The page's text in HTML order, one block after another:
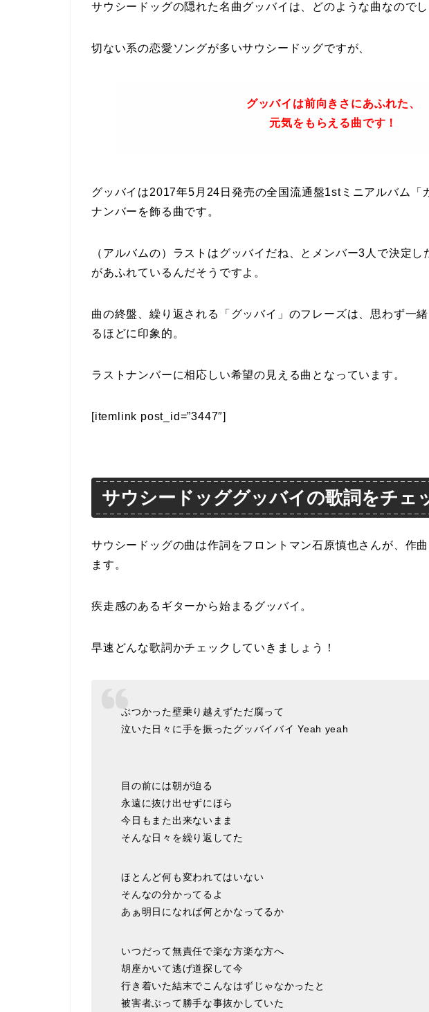
サウシードッグの隠れた名曲グッバイは、どのような曲なのでし
切ない系の恋愛ソングが多いサウシードッグですが、
グッバイは前向きさにあふれた、
元気をもらえる曲です！
グッバイは2017年5月24日発売の全国流通盤1stミニアルバム「
ナンバーを飾る曲です。
（アルバムの）ラストはグッバイだね、とメンバー3人で決定
があふれているんだそうですよ。
曲の終盤、繰り返される「グッバイ」のフレーズは、思わず一
るほどに印象的。
ラストナンバーに相応しい希望の見える曲となっています。
[itemlink post_id=”3447″]
サウシードッググッバイの歌詞をチェ
サウシードッグの曲は作詞をフロントマン石原慎也さんが、作
ます。
疾走感のあるギターから始まるグッバイ。
早速どんな歌詞かチェックしていきましょう！
ぶつかった壁乗り越えずただ腐って
泣いた日々に手を振ったグッバイバイ Yeah yeah
目の前には朝が迫る
永遠に抜け出せずにほら
今日もまた出来ないまま
そんな日々を繰り返してた
ほとんど何も変われてはいない
そんなの分かってるよ
あぁ明日になれば何とかなってるか
いつだって無責任で楽な方楽な方へ
胡座かいて逃げ道探して今
行き着いた結末でこんなはずじゃなかったと
被害者ぶって勝手な事抜かしていた